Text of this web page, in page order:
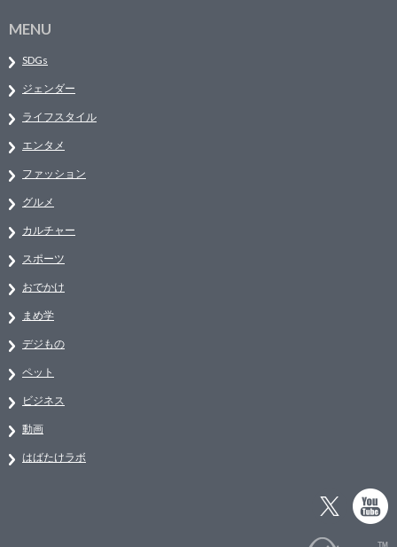
MENU
SDGs
ジェンダー
ライフスタイル
エンタメ
ファッション
グルメ
カルチャー
スポーツ
おでかけ
まめ学
デジもの
ペット
ビジネス
動画
はばたけラボ